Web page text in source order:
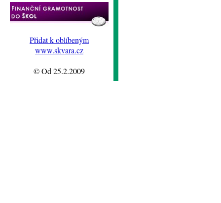
Přidat k oblíbeným
www.skvara.cz
© Od 25.2.2009